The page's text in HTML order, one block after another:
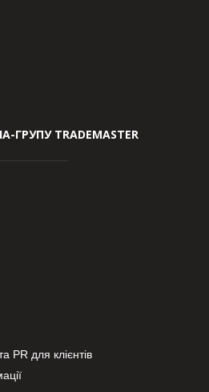
ГРУПУ TRADEMASTER
PR для клієнтів